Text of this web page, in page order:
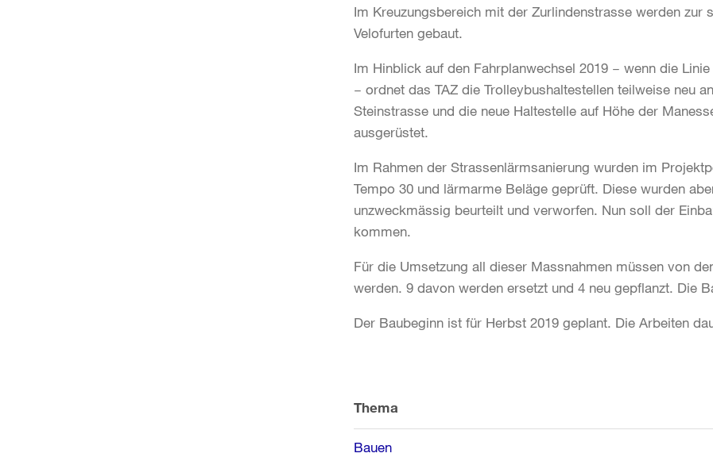
Im Kreuzungsbereich mit der Zurlindenstrasse werden zur
Velofurten gebaut.
Im Hinblick auf den Fahrplanwechsel 2019 − wenn die
− ordnet das TAZ die Trolleybushaltestellen teilweise neu
Steinstrasse und die neue Haltestelle auf Höhe der
ausgerüstet.
Im Rahmen der Strassenlärmsanierung wurden im
Tempo 30 und lärmarme Beläge geprüft. Diese wurden
unzweckmässig beurteilt und verworfen. Nun soll der
kommen.
Für die Umsetzung all dieser Massnahmen müssen von
werden. 9 davon werden ersetzt und 4 neu gepflanzt. Die
Der Baubeginn ist für Herbst 2019 geplant. Die Arbeiten
Informationen
Thema
Bauen